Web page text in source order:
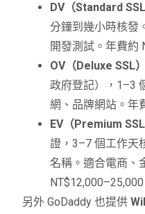
DV（Standard SSL
分鐘到幾小時核發
開發測試。年費約
OV（Deluxe SSL）
政府登記），1–3
網、品牌網站。年
EV（Premium SSL
證，3–7 個工作天
名稱。適合電商、
NT$12,000–25,000
另外 GoDaddy 也提供